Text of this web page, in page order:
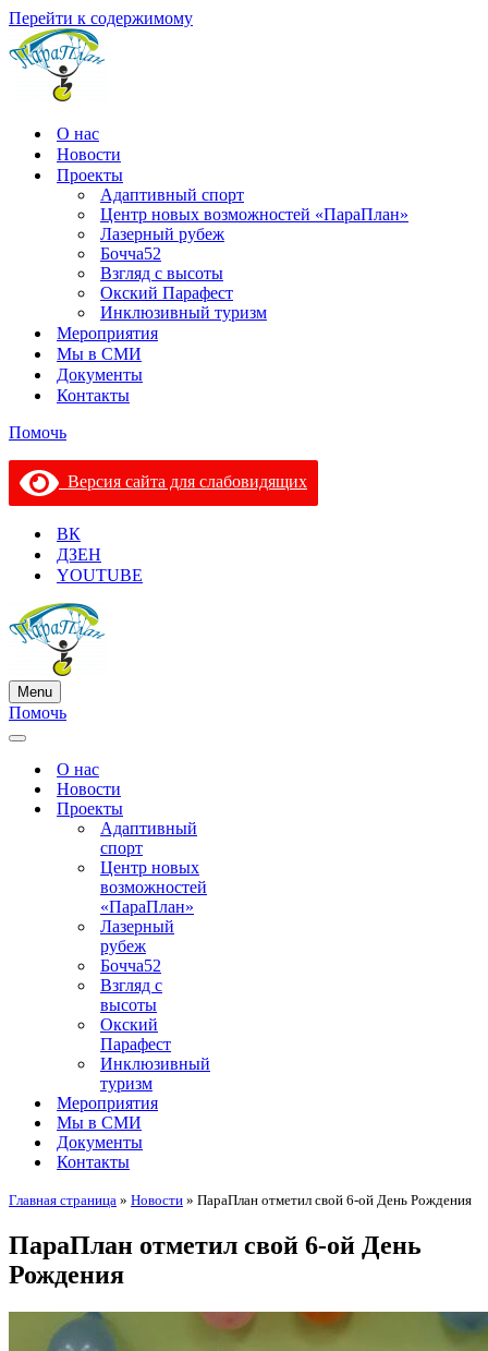
Перейти к содержимому
О нас
Новости
Проекты
Адаптивный спорт
Центр новых возможностей «ПараПлан»
Лазерный рубеж
Бочча52
Взгляд с высоты
Окский Парафест
Инклюзивный туризм
Мероприятия
Мы в СМИ
Документы
Контакты
Помочь
Версия сайта для слабовидящих
ВК
ДЗЕН
YOUTUBE
Menu
Меню
навигации
Помочь
Меню
навигацииО нас
Новости
Проекты
Адаптивный
спорт
Центр новых
возможностей
«ПараПлан»
Лазерный
рубеж
Бочча52
Взгляд с
высоты
Окский
Парафест
Инклюзивный
туризм
Мероприятия
Мы в СМИ
Документы
Контакты
Главная страница » Новости » ПараПлан отметил свой 6-ой День Рождения
ПараПлан отметил свой 6-ой День
Рождения